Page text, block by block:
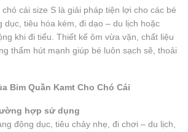
cái size S là giải pháp tiện lợi cho các bé
dục, tiêu hóa kém, đi dạo – du lịch hoặc
khi đi tiểu. Thiết kế ôm vừa vặn, chất liệu
thấm hút mạnh giúp bé luôn sạch sẽ, thoải
Bỉm Quần Kamt Cho Chó Cái
hợp sử dụng
động dục, tiêu chảy nhẹ, đi chơi – du lịch,